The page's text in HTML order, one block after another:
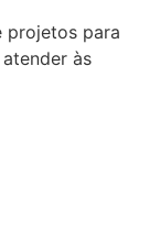
projetos para
às